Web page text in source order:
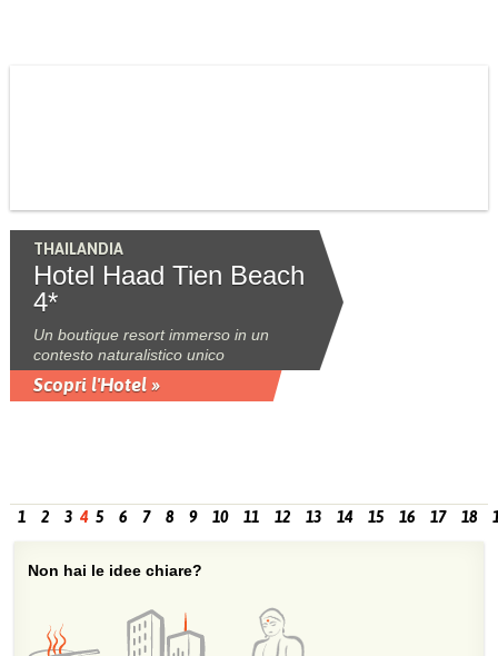
THAILANDIA
Hotel Haad Tien Beach
4*
Un boutique resort immerso in un
contesto naturalistico unico
Scopri l'Hotel »
1 2 3 4 5 6 7 8 9 10 11 12 13 14 15 16 17 18
Non hai le idee chiare?